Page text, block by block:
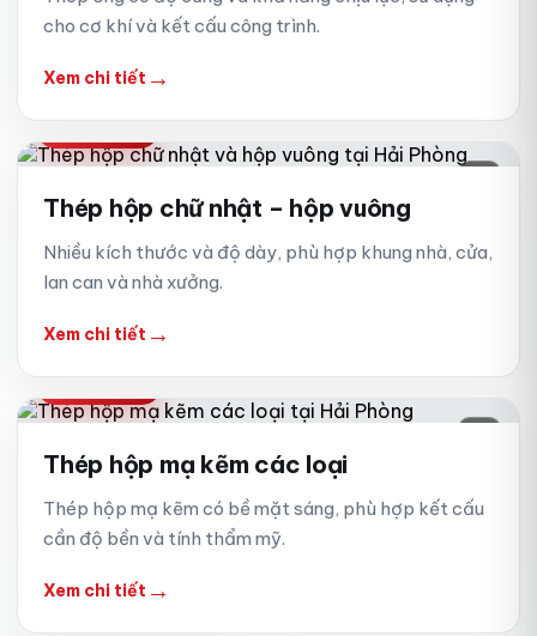
cho cơ khí và kết cấu công trình.
Xem chi tiết →
Thép hộp chữ nhật – hộp vuông
Nhiều kích thước và độ dày, phù hợp khung nhà, cửa,
lan can và nhà xưởng.
Xem chi tiết →
Thép hộp mạ kẽm các loại
Thép hộp mạ kẽm có bề mặt sáng, phù hợp kết cấu
cần độ bền và tính thẩm mỹ.
Xem chi tiết →